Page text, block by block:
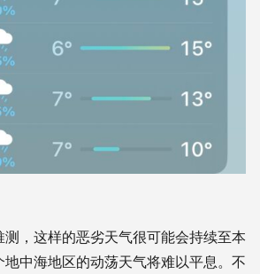
，这样的恶劣天气很可能会持续至本
中海地区的动荡天气将难以平息。不